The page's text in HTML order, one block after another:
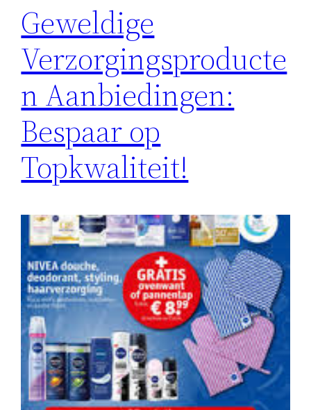
Geweldige
Verzorgingsproducte
n Aanbiedingen:
Bespaar op
Topkwaliteit!